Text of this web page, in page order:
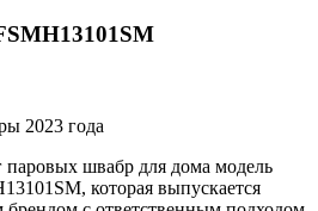
швабр для дома модель
которая выпускается